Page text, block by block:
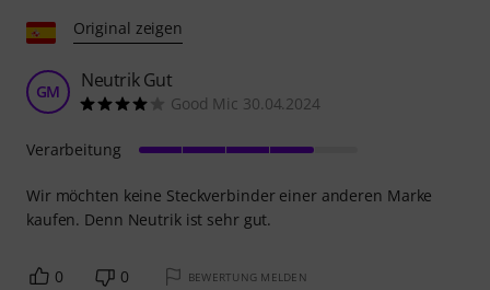
Original zeigen
GM Neutrik Gut
Good Mic 30.04.2024
Wir möchten keine Steckverbinder einer anderen Marke
kaufen. Denn Neutrik ist sehr gut.
Verarbeitung
0 0 BEWERTUNG MELDEN